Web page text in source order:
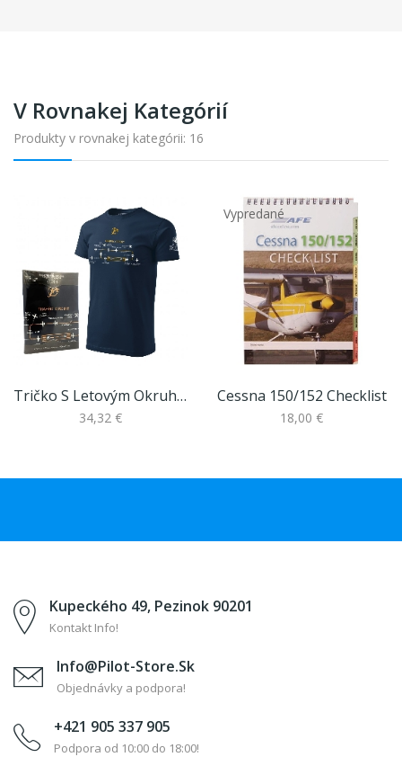
V Rovnakej Kategórií
Produkty v rovnakej kategórii: 16
Tričko S Letovým Okruhom Letiska CIRCUIT
34,32 €
Vypredané
Cessna 150/152 Checklist
18,00 €
Kupeckého 49, Pezinok 90201
Kontakt Info!
Info@pilot-Store.sk
Objednávky a podpora!
+421 905 337 905
Podpora od 10:00 do 18:00!